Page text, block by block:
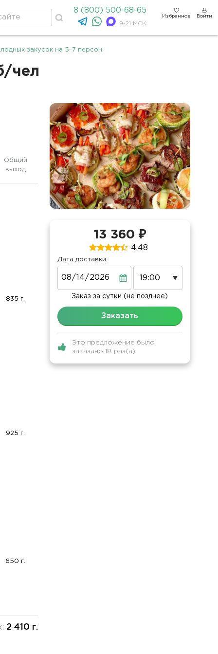
8 (800) 500-68-65
9-21 МСК
Избранное Войти
закусок на 5-7 персон
чел
Общий
выход
835 г.
925 г.
650 г.
2 410 г.
13 360 ₽
4.48
Дата доставки
Заказ за сутки (не позднее)
Заказать
Это предложение было
заказано 18 раз(а)